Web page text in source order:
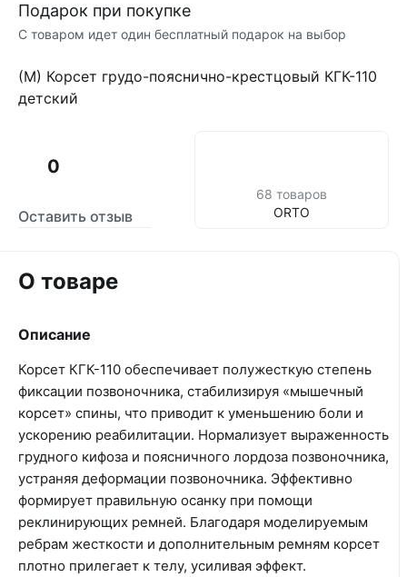
Подарок при покупке
С товаром идет один бесплатный подарок на выбор
(М) Корсет грудо-пояснично-крестцовый КГК-110
детский
0
Оставить отзыв
68 товаров
ORTO
О товаре
Описание
Корсет КГК-110 обеспечивает полужесткую степень
фиксации позвоночника, стабилизируя «мышечный
корсет» спины, что приводит к уменьшению боли и
ускорению реабилитации. Нормализует выраженность
грудного кифоза и поясничного лордоза позвоночника,
устраняя деформации позвоночника. Эффективно
формирует правильную осанку при помощи
реклинирующих ремней. Благодаря моделируемым
ребрам жесткости и дополнительным ремням корсет
плотно прилегает к телу, усиливая эффект.